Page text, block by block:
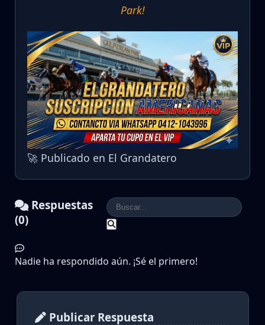
Park!
🚀 Publicado en El Grandatero
Respuestas
(0)
Nadie ha respondido aún. ¡Sé el primero!
Publicar Respuesta